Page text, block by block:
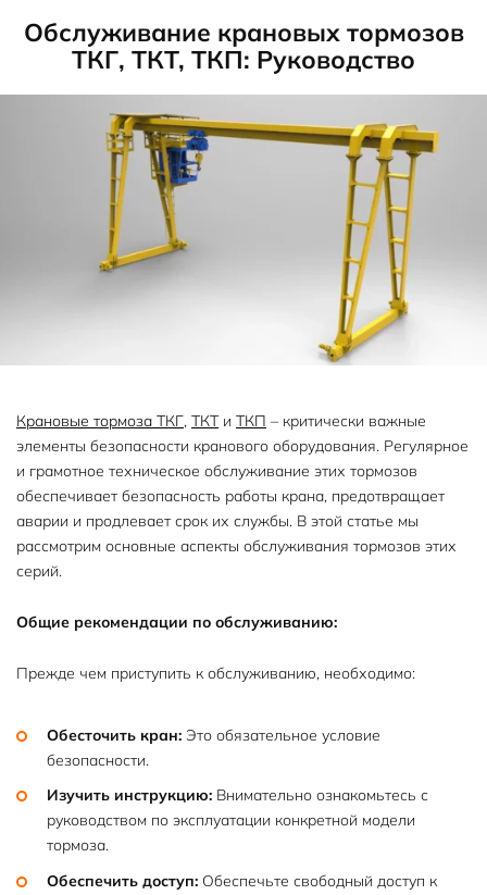
Обслуживание крановых тормозов
ТКГ, ТКТ, ТКП: Руководство
Крановые тормоза ТКГ, ТКТи ТКП – критически важные
элементы безопасности кранового оборудования. Регулярное
и грамотное техническое обслуживание этих тормозов
обеспечивает безопасность работы крана, предотвращает
аварии и продлевает срок их службы. В этой статье мы
рассмотрим основные аспекты обслуживания тормозов этих
серий.
Общие рекомендации по обслуживанию:
Прежде чем приступить к обслуживанию, необходимо:
Обесточить кран: Это обязательное условие
безопасности.
Изучить инструкцию: Внимательно ознакомьтесь с
руководством по эксплуатации конкретной модели
тормоза.
Обеспечить доступ: Обеспечьте свободный доступ к